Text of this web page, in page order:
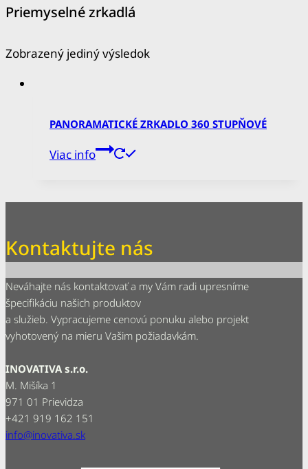
Priemyselné zrkadlá
Zobrazený jediný výsledok
PANORAMATICKÉ ZRKADLO 360 STUPŇOVÉ
Viac info
Kontaktujte nás
Neváhajte nás kontaktovať a my Vám radi upresníme
špecifikáciu našich produktov
a služieb. Vypracujeme cenovú ponuku alebo projekt
vyhotovený na mieru Vašim požiadavkám.
INOVATIVA s.r.o.
M. Mišíka 1
971 01 Prievidza
+421 919 162 151
info@inovativa.sk